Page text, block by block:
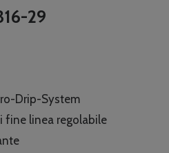
29
Drip-System
fine linea regolabile